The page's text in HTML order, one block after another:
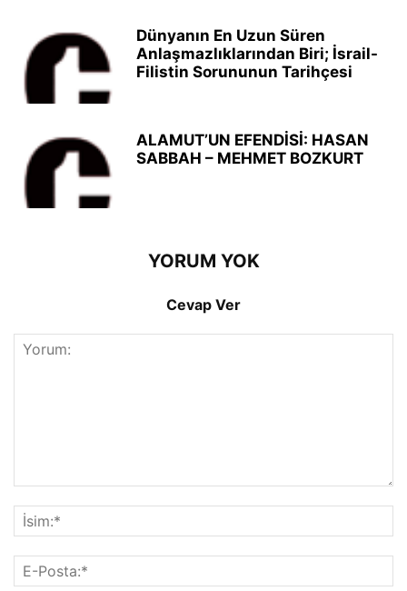
Dünyanın En Uzun Süren
Anlaşmazlıklarından Biri; İsrail-
Filistin Sorununun Tarihçesi
ALAMUT’UN EFENDİSİ: HASAN
SABBAH – MEHMET BOZKURT
YORUM YOK
Cevap Ver